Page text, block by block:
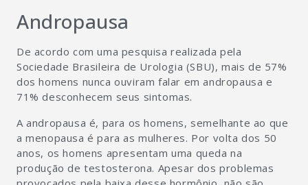
Andropausa
De acordo com uma pesquisa realizada pela
Sociedade Brasileira de Urologia (SBU), mais de 57%
dos homens nunca ouviram falar em andropausa e
71% desconhecem seus sintomas.
A andropausa é, para os homens, semelhante ao que
a menopausa é para as mulheres. Por volta dos 50
anos, os homens apresentam uma queda na
produção de testosterona. Apesar dos problemas